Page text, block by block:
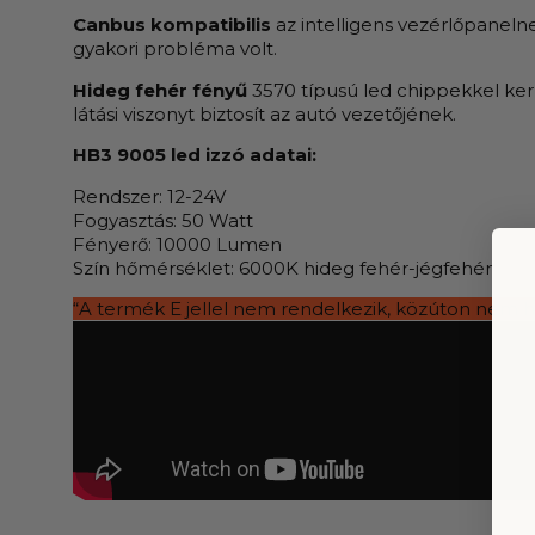
Canbus kompatibilis az intelligens
gyakori probléma volt.
Hideg fehér fényű 3570 típusú led chippekkel
látási viszonyt biztosít az autó vezetőjének.
HB3 9005 led izzó adatai:
Rendszer: 12-24V
Fogyasztás: 50 Watt
Fényerő: 10000 Lumen
Szín hőmérséklet: 6000K hideg fehér-jégfehér
“A termék E jellel nem rendelkezik, közúton nem